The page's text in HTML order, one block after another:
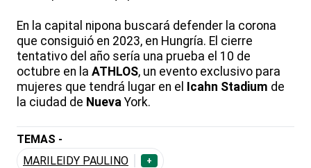
En la capital nipona buscará defender la corona
que consiguió en 2023, en Hungría. El cierre
tentativo del año sería una prueba el 10 de
octubre en la ATHLOS, un evento exclusivo para
mujeres que tendrá lugar en el Icahn Stadium de
la ciudad de Nueva York.
TEMAS -
MARILEIDY PAULINO
+